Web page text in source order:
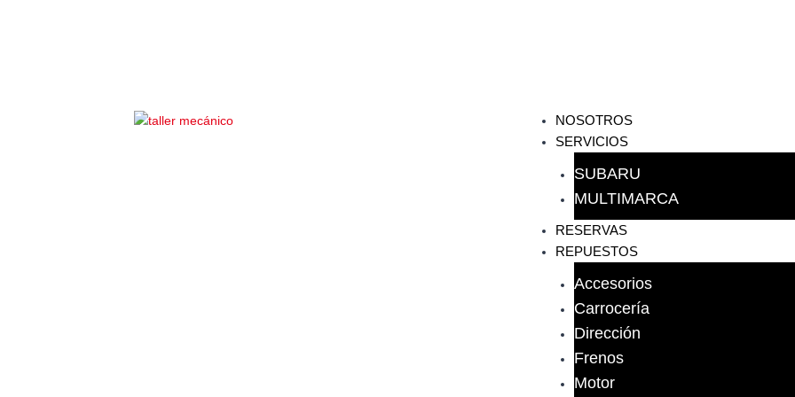
NOSOTROS
SERVICIOS
SUBARU
MULTIMARCA
RESERVAS
REPUESTOS
Accesorios
Carrocería
Dirección
Frenos
Motor